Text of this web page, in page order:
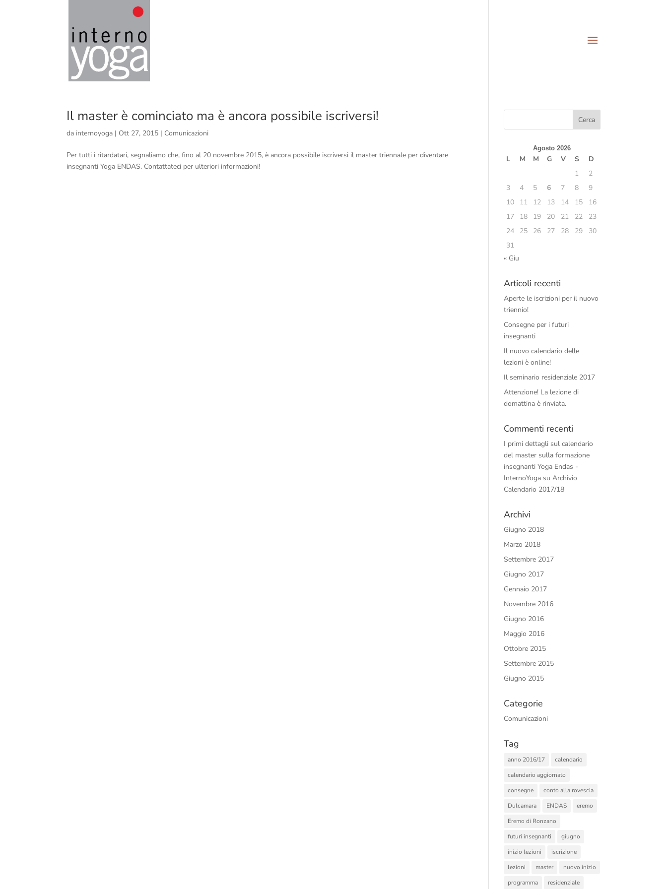
Il master è cominciato ma è ancora possibile iscriversi!
da internoyoga | Ott 27, 2015 | Comunicazioni
Per tutti i ritardatari, segnaliamo che, fino al 20 novembre 2015, è ancora possibile iscriversi il master triennale per diventare
insegnanti Yoga ENDAS. Contattateci per ulteriori informazioni!
Agosto 2026
L M M G V S
D
1
2
3
4 5 6 7 8
9
10
11 12 13 14 15
16
17
18 19 20 21 22
23
24
25 26 27 28 29
30
31
« Giu
Articoli recenti
Aperte le iscrizioni per il nuovo
triennio!
Consegne per i futuri
insegnanti
Il nuovo calendario delle
lezioni è online!
Il seminario residenziale 2017
Attenzione! La lezione di
domattina è rinviata.
Commenti recenti
I primi dettagli sul calendario
del master sulla formazione
insegnanti Yoga Endas -
InternoYoga suArchivio
Calendario 2017/18
Archivi
Giugno 2018
Marzo 2018
Settembre 2017
Giugno 2017
Gennaio 2017
Novembre 2016
Giugno 2016
Maggio 2016
Ottobre 2015
Settembre 2015
Giugno 2015
Categorie
Comunicazioni
Tag
anno 2016/17
calendario
calendario aggiornato
consegne
conto alla rovescia
Dulcamara
ENDAS
eremo
Eremo di Ronzano
futuri insegnanti
giugno
inizio lezioni
iscrizione
lezioni
master
nuovo inizio
programma
residenziale